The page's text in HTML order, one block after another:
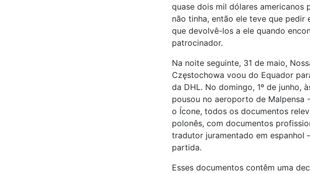
quase dois mil dólares americanos
não tinha, então ele teve que pedir
que devolvê-los a ele quando
patrocinador.
Na noite seguinte, 31 de maio,
Częstochowa voou do Equador
da DHL. No domingo, 1º de junho,
pousou no aeroporto de Malpensa
o Ícone, todos os documentos
polonês, com documentos
tradutor juramentado em espanhol
partida.
Esses documentos contêm uma